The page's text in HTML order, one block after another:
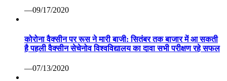
—09/17/2020
कोरोना वैक्सीन पर रूस ने मारी बाजी: सितंबर तक बाजार में आ सकती
है पहली वैक्सीन सेचेनोव विश्वविद्यालय का दावा सभी परीक्षण रहे सफल
—07/13/2020